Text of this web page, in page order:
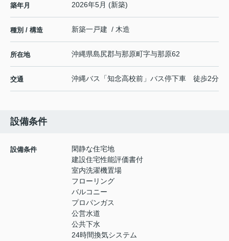
築年月 2026年5月 (新築)
種別 / 構造 新築一戸建 / 木造
所在地 沖縄県島尻郡与那原町字与那原62
交通 沖縄バス「知念高校前」バス停下車 徒歩2分
設備条件
設備条件
閑静な住宅地
建設住宅性能評価書付
室内洗濯機置場
フローリング
バルコニー
プロパンガス
公営水道
公共下水
24時間換気システム